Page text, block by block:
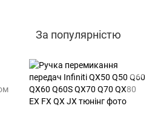
За популярністю